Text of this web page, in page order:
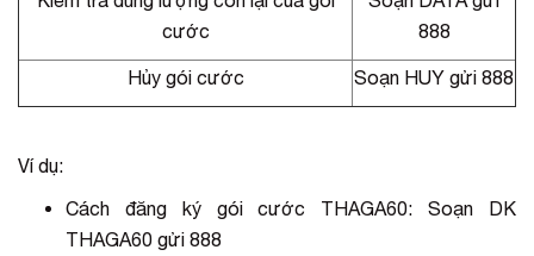
cước
888
Hủy gói cước Soạn HUY gửi 888
Ví dụ:
Cách đăng ký gói cước THAGA60: Soạn DK
THAGA60 gửi 888